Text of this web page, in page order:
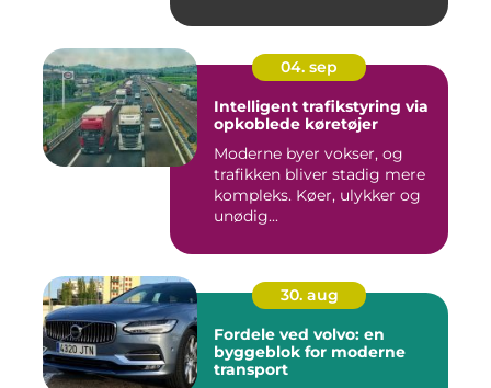
04. sep
Intelligent trafikstyring via
opkoblede køretøjer
Moderne byer vokser, og
trafikken bliver stadig mere
kompleks. Køer, ulykker og
unødig...
30. aug
Fordele ved volvo: en
byggeblok for moderne
transport